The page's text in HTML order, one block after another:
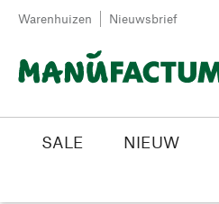
Passer au contenu
Warenhuizen Nieuwsbrief
SALE NIEUW